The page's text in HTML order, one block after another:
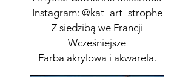
Instagram: @kat_art_strophe
Z siedzibą we Francji
Wcześniejsze
Farba akrylowa i akwarela.